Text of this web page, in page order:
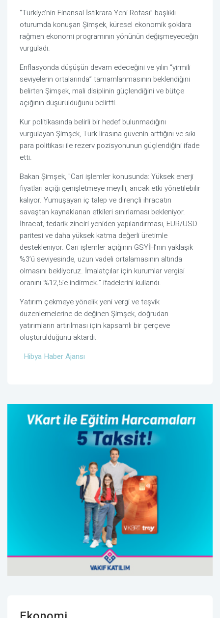
“Türkiye’nin Finansal İstikrara Yeni Rotası” başlıklı
oturumda konuşan Şimşek, küresel ekonomik şoklara
rağmen ekonomi programının yönünün değişmeyeceğin
vurguladı.
Enflasyonda düşüşün devam edeceğini ve yılın “yirmili
seviyelerin ortalarında” tamamlanmasının beklendiğini
belirten Şimşek, mali disiplinin güçlendiğini ve bütçe
açığının düşürüldüğünü belirtti.
Kur politikasında belirli bir hedef bulunmadığını
vurgulayan Şimşek, Türk lirasına güvenin arttığını ve sıkı
para politikası ile rezerv pozisyonunun güçlendiğini ifade
etti.
Bakan Şimşek, "Cari işlemler konusunda: Yüksek enerji
fiyatları açığı genişletmeye meyilli, ancak etki yönetilebilir
kalıyor. Yumuşayan iç talep ve dirençli ihracatın
savaştan kaynaklanan etkileri sınırlaması bekleniyor.
İhracat, tedarik zinciri yeniden yapılandırması, EUR/USD
paritesi ve daha yüksek katma değerli üretimle
destekleniyor. Cari işlemler açığının GSYİH’nın yaklaşık
%3’ü seviyesinde, uzun vadeli ortalamasının altında
olmasını bekliyoruz. İmalatçılar için kurumlar vergisi
oranını %12,5’e indirmek." ifadelerini kullandı.
Yatırım çekmeye yönelik yeni vergi ve teşvik
düzenlemelerine de değinen Şimşek, doğrudan
yatırımların artırılması için kapsamlı bir çerçeve
oluşturulduğunu aktardı.
Hibya Haber Ajansı